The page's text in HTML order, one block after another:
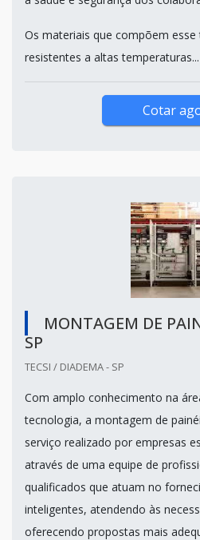
Os materiais que compõem
resistentes a altas temperaturas...
Cotar
MONTAGEM DE
SP
TECSI / DIADEMA - SP
Com amplo conhecimento na
tecnologia, a montagem de
serviço realizado por empresas
através de uma equipe de
qualificados que atuam no
inteligentes, atendendo às
oferecendo propostas mais